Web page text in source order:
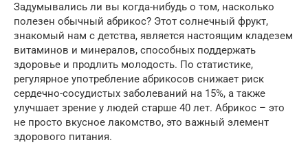
Задумывались ли вы когда-нибудь о том, насколько
полезен обычный абрикос? Этот солнечный фрукт,
знакомый нам с детства, является настоящим кладезем
витаминов и минералов, способных поддержать
здоровье и продлить молодость. По статистике,
регулярное употребление абрикосов снижает риск
сердечно-сосудистых заболеваний на 15%, а также
улучшает зрение у людей старше 40 лет. Абрикос – это
не просто вкусное лакомство, это важный элемент
здорового питания.